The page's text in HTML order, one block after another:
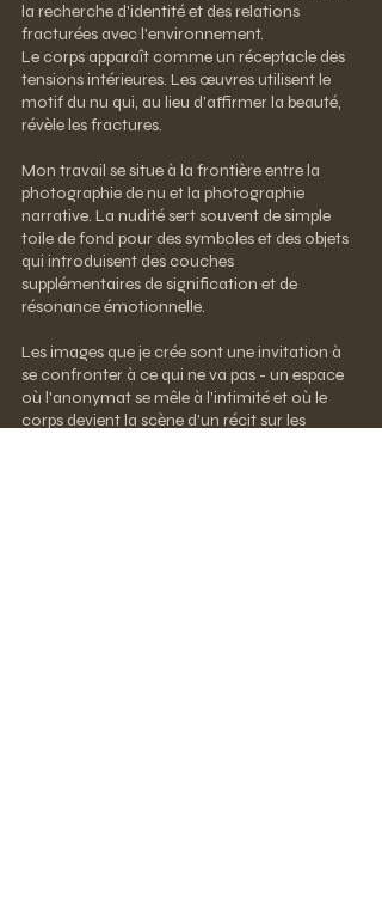
la recherche d'identité et des relations
fracturées avec l'environnement.
Le corps apparaît comme un réceptacle des
tensions intérieures. Les œuvres utilisent le
motif du nu qui, au lieu d'affirmer la beauté,
révèle les fractures.
Mon travail se situe à la frontière entre la
photographie de nu et la photographie
narrative. La nudité sert souvent de simple
toile de fond pour des symboles et des objets
qui introduisent des couches
supplémentaires de signification et de
résonance émotionnelle.
Les images que je crée sont une invitation à
se confronter à ce qui ne va pas - un espace
où l'anonymat se mêle à l'intimité et où le
corps devient la scène d'un récit sur les